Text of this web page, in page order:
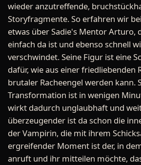
wieder anzutreffende,
Storyfragmente. So erfahren wir
etwas über Sadie's Mentor Arturo,
einfach da ist und ebenso schnell
verschwindet. Seine Figur ist eine
dafür, wie aus einer friedliebenden
brutaler Racheengel werden kann.
Transformation ist in wenigen
wirkt dadurch unglaubhaft und
überzeugender ist da schon die
der Vampirin, die mit ihrem
ergreifender Moment ist der, in
anruft und ihr mitteilen möchte,